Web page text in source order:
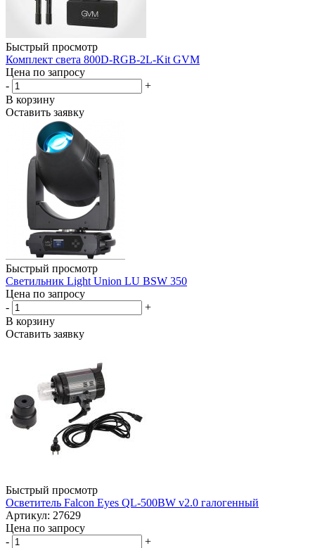
Быстрый просмотр
Комплект света 800D-RGB-2L-Kit GVM
Цена по запросу
-
+
В корзину
Оставить заявку
Быстрый просмотр
Светильник Light Union LU BSW 350
Цена по запросу
-
+
В корзину
Оставить заявку
Быстрый просмотр
Осветитель Falcon Eyes QL-500BW v2.0 галогенный
Артикул: 27629
Цена по запросу
-
+